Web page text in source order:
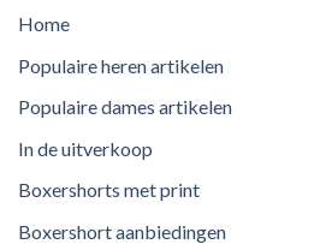
Home
Populaire heren artikelen
Populaire dames artikelen
In de uitverkoop
Boxershorts met print
Boxershort aanbiedingen